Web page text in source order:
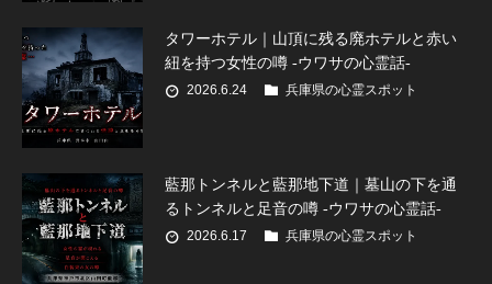
タワーホテル｜山頂に残る廃ホテルと赤い
紐を持つ女性の噂 -ウワサの心霊話-
2026.6.24 兵庫県の心霊スポット
藍那トンネルと藍那地下道｜墓山の下を通
るトンネルと足音の噂 -ウワサの心霊話-
2026.6.17 兵庫県の心霊スポット